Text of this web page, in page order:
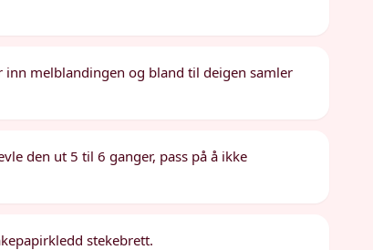
melblandingen og bland til deigen samler
den ut 5 til 6 ganger, pass på å ikke
stekebrett.